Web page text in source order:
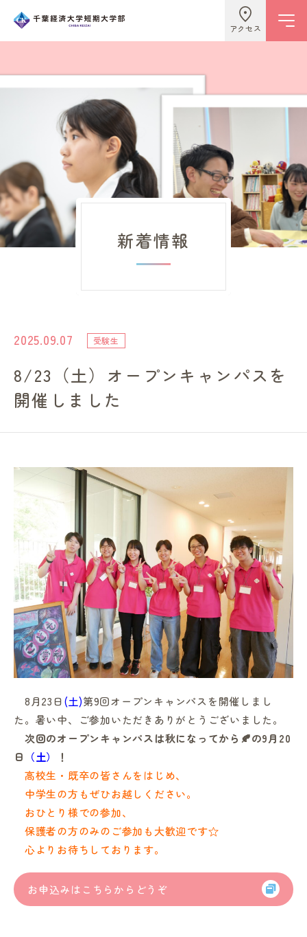
アクセス
学校情報
ビジネスライフ学科
こども学科
キャンパスライフ
進路・就職情報
レンガ棟について
卒業生の方へ
高校の先生方へ
地域・一般の方へ
企業・園・施設の方へ
in Campus
プライバシーポリシー
新着情報
2025.09.07 受験生
8/23（土）オープンキャンパスを
開催しました
8月23日(土)第9回オープンキャンパスを開催しまし
た。暑い中、ご参加いただきありがとうございました。
次回のオープンキャンパスは秋になってから🍂の9月20
日
（土）
！
高校生・既卒の皆さんをはじめ、
中学生の方もぜひお越しください。
おひとり様での参加、
保護者の方のみのご参加も大歓迎です☆
心よりお待ちしております。
お申込みはこちらからどうぞ